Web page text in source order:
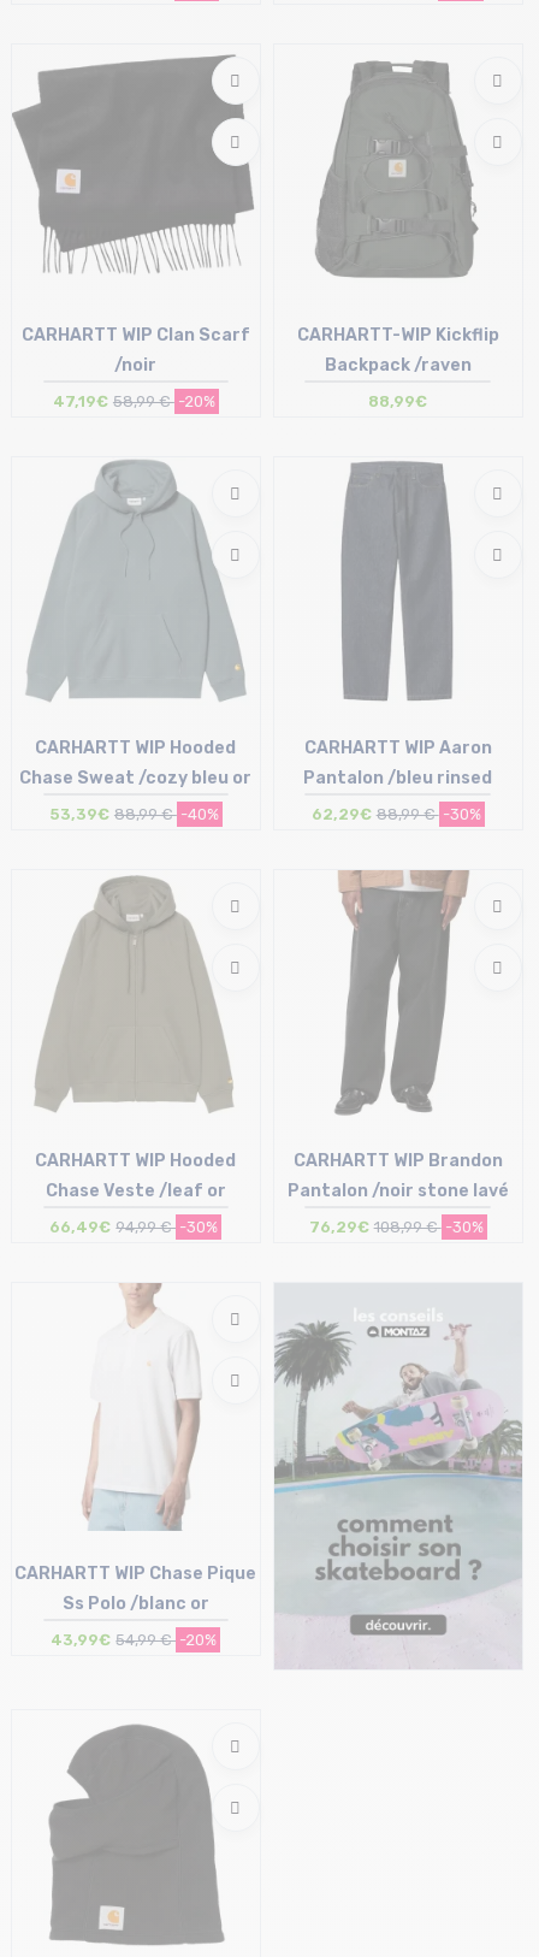
T.U
24 | 25 | 26
CARHARTT WIP Clan Scarf
/noir
47,19€ 58,99 € -20%
CARHARTT-WIP Kickflip
Backpack /raven
88,99€
S | L | XL
CARHARTT WIP Hooded
Chase Sweat /cozy bleu or
53,39€ 88,99 € -40%
28 | 29 | 30 | 31 | 32 | 33 | 34
CARHARTT WIP Aaron
Pantalon /bleu rinsed
62,29€ 88,99 € -30%
M
CARHARTT WIP Hooded
Chase Veste /leaf or
66,49€ 94,99 € -30%
CARHARTT WIP Brandon
Pantalon /noir stone lavé
76,29€ 108,99 € -30%
CARHARTT WIP Chase Pique
Ss Polo /blanc or
43,99€ 54,99 € -20%